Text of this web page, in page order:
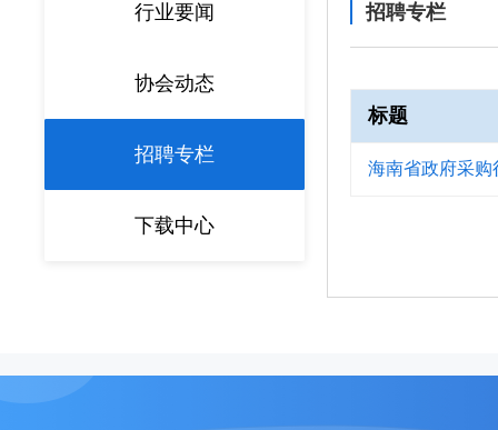
行业要闻
协会动态
招聘专栏
下载中心
招聘专栏
标题
海南省政府采